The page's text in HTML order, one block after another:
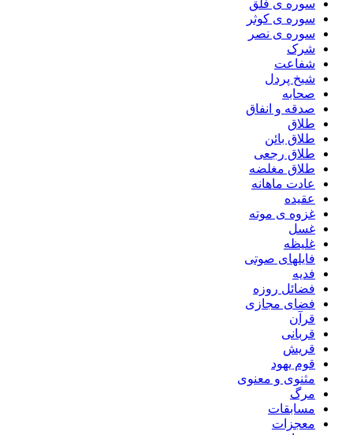
سوره ی فلق
سوره ی کوثر
سوره ی نصر
شرک
شفاعت
شیخ پردل
صحابه
صدقه و انفاق
طلاق
طلاق بائن
طلاق رجعی
طلاق مغلضه
عادت ماهانه
عقیده
غزوه ی موته
غسل
غلیظه
فایلهای صوتی
فدیه
فضائل روزه
فضای مجازی
قرآن
قربانی
قریش
قوم یهود
مثنوی و معنوی
مرگ
مسابقات
معجزات